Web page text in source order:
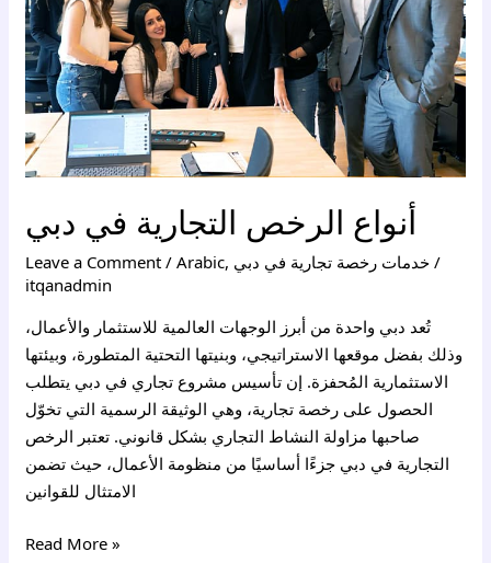
أنواع الرخص التجارية في دبي
Leave a Comment /Arabic, خدمات رخصة تجارية في دبي /
itqanadmin
تُعد دبي واحدة من أبرز الوجهات العالمية للاستثمار والأعمال،
وذلك بفضل موقعها الاستراتيجي، وبنيتها التحتية المتطورة، وبيئتها
الاستثمارية المُحفزة. إن تأسيس مشروع تجاري في دبي يتطلب
الحصول على رخصة تجارية، وهي الوثيقة الرسمية التي تخوّل
صاحبها مزاولة النشاط التجاري بشكل قانوني. تعتبر الرخص
التجارية في دبي جزءًا أساسيًا من منظومة الأعمال، حيث تضمن
الامتثال للقوانين
Read More »